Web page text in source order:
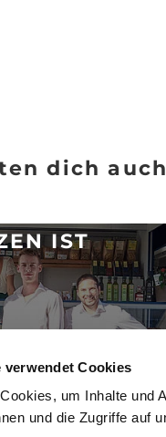
verwendet Cookies
um Inhalte und
und die Zugriffe auf
dich
IST